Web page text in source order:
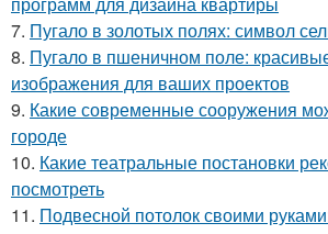
7. Пугало в золотых полях: символ
8. Пугало в пшеничном поле:
изображения для ваших проектов
9. Какие современные сооружения
городе
10. Какие театральные постановки
посмотреть
11. Подвесной потолок своими